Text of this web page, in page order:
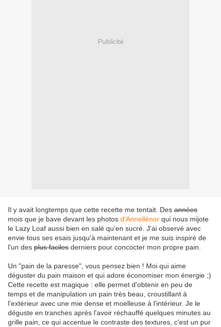
Publicité
Il y avait longtemps que cette recette me tentait. Des années
mois que je bave devant les photos d'Annellénor qui nous mijote
le Lazy Loaf aussi bien en salé qu'en sucré. J'ai observé avec
envie tous ses esais jusqu'à maintenant et je me suis inspiré de
l'un des plus faciles derniers pour concocter mon propre pain.
Un "pain de la paresse", vous pensez bien ! Moi qui aime
déguster du pain maison et qui adore économiser mon énergie ;)
Cette recette est magique : elle permet d'obtenir en peu de
temps et de manipulation un pain très beau, croustillant à
l'extérieur avec une mie dense et moelleuse à l'intérieur. Je le
déguste en tranches après l'avoir réchauffé quelques minutes au
grille pain, ce qui accentue le contraste des textures, c'est un pur